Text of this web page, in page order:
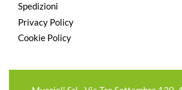
Spedizioni
Privacy Policy
Cookie Policy